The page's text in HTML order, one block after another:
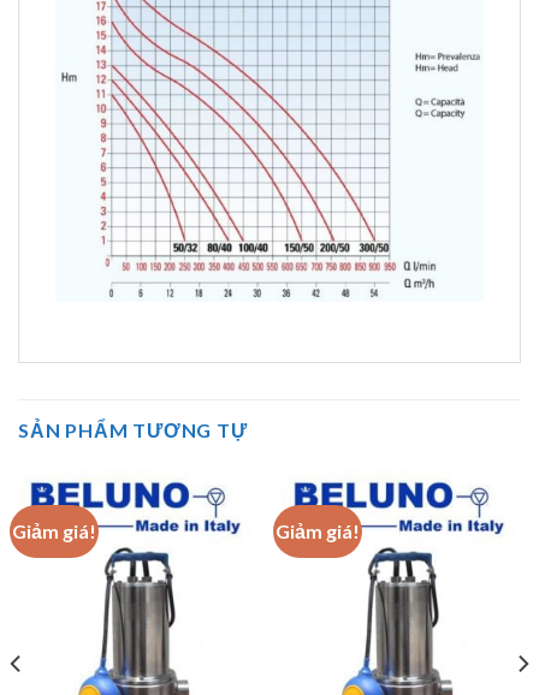
SẢN PHẨM TƯƠNG TỰ
Giảm giá! Giảm giá!